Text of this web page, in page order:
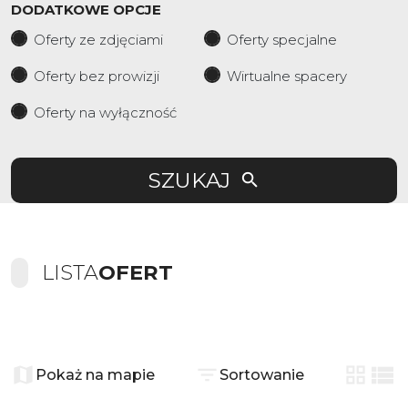
DODATKOWE OPCJE
Oferty ze zdjęciami
Oferty specjalne
Oferty bez prowizji Wirtualne spacery
Oferty na wyłączność
SZUKAJ
LISTAOFERT
−
Pokaż na mapie Sortowanie